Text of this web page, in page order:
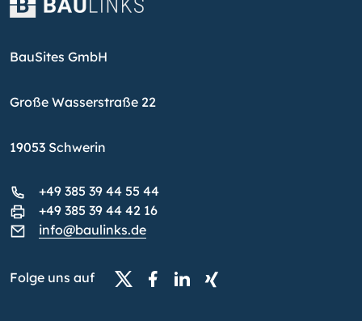
BauSites GmbH
Große Wasserstraße 22
19053 Schwerin
+49 385 39 44 55 44
+49 385 39 44 42 16
info@baulinks.de
Folge uns auf